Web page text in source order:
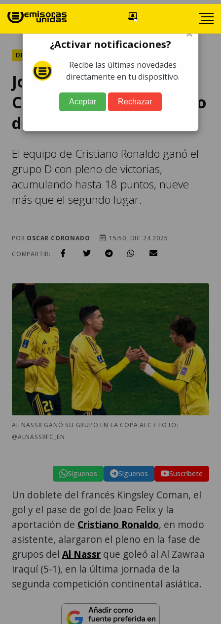
DEPORTES
Joao Felix, Coman y
Cristiano alargan el pleno
del Al Nassr
El equipo de Cristiano Ronaldo ganó el
grupo D con pleno de victorias,
acumulando hasta 18 puntos, nueve
más que el segundo lugar.
POR OSCAR CORONADO
15:50, DIC 24 2025
COMPARTIR:
AL NASSR GANÓ SU GRUPO EN LA COPA AFC / FOTO:
@ALNASSRFC_EN
Síguenos Síguenos Suscríbete
Un doblete del francés Kingsley Coman, el
gol y el pase de gol de Joao Felix y la
aportación de Cristiano Ronaldo, en modo
asistente, alargaron el pleno en la fase de
grupos del Al Nassr que goleó al Al Zawraa
iraquí (5-1), en la última jornada de la
segunda competición continental asiática.
×
¿Activar notificaciones?
Recibe las últimas novedades
directamente en tu dispositivo.
Aceptar Rechazar